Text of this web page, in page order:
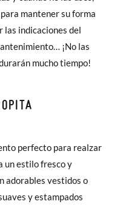
mantener su forma
las indicaciones del
¡No las
mucho tiempo!
perfecto para realzar
un estilo fresco y
adorables vestidos o
y estampados